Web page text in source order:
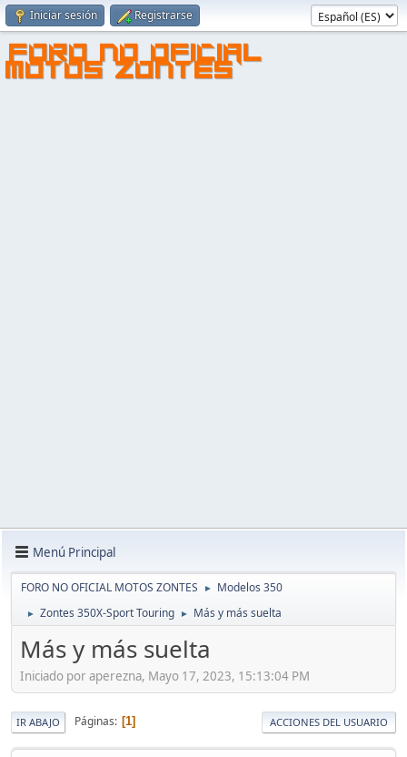
Iniciar sesión Registrarse
FORO NO OFICIAL
MOTOS ZONTES
Menú Principal
FORO NO OFICIAL MOTOS ZONTES ► Modelos 350
► Zontes 350X-Sport Touring ► Más y más suelta
Más y más suelta
Iniciado por aperezna, Mayo 17, 2023, 15:13:04 PM
IR ABAJO Páginas 1 ACCIONES DEL USUARIO